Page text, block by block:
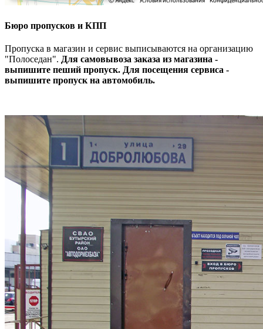
Бюро пропусков и КПП
Пропуска в магазин и сервис выписываются на организацию
"Полоседан". Для самовывоза заказа из магазина -
выпишите пеший пропуск. Для посещения сервиса -
выпишите пропуск на автомобиль.